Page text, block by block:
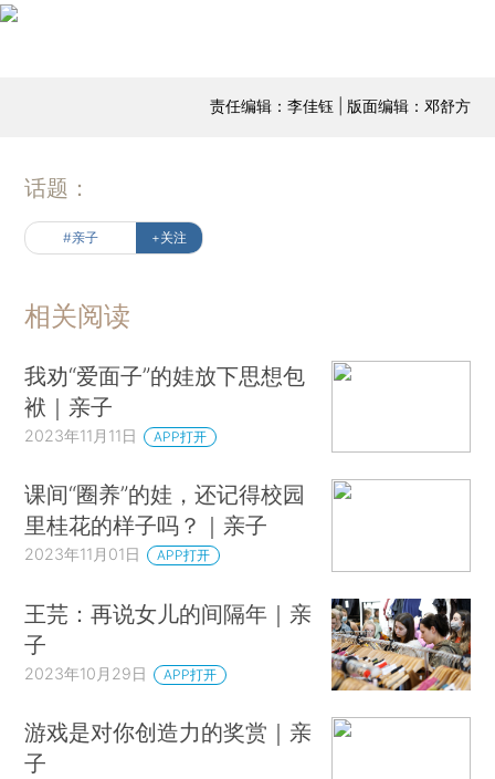
责任编辑：李佳钰 | 版面编辑：邓舒方
话题：
#亲子 +关注
相关阅读
我劝“爱面子”的娃放下思想包
袱｜亲子
2023年11月11日 APP打开
课间“圈养”的娃，还记得校园
里桂花的样子吗？｜亲子
2023年11月01日 APP打开
王芫：再说女儿的间隔年｜亲
子
2023年10月29日 APP打开
游戏是对你创造力的奖赏｜亲
子